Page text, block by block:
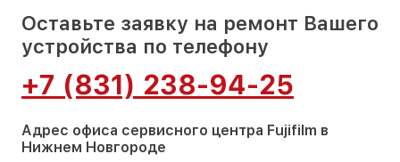
Оставьте заявку на ремонт Вашего
устройства по телефону
+7 (831) 238-94-25
Адрес офиса сервисного центра Fujifilm в
Нижнем Новгороде